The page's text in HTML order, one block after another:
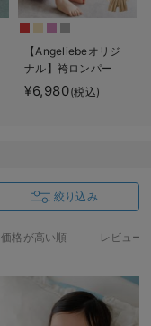
【Angeliebeオリジ
ナル】袴ロンパー
ス 男の子 女の子
¥6,980(税込)
絞り込み
価格が高い順 レビュー